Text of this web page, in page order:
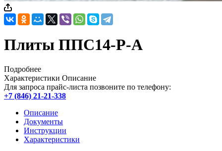
Плиты ППС14-Р-А
Подробнее
Характеристики Описание
Для запроса прайс-листа позвоните по телефону:
+7 (846) 21-21-338
Описание
Документы
Инструкции
Характеристики